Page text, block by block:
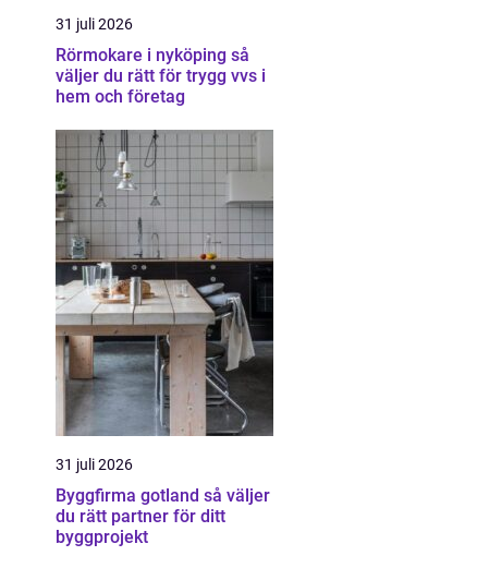
31 juli 2026
Rörmokare i nyköping så
väljer du rätt för trygg vvs i
hem och företag
31 juli 2026
Byggfirma gotland så väljer
du rätt partner för ditt
byggprojekt